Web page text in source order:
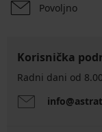
Povoljno
Korisnička
Radni dani od